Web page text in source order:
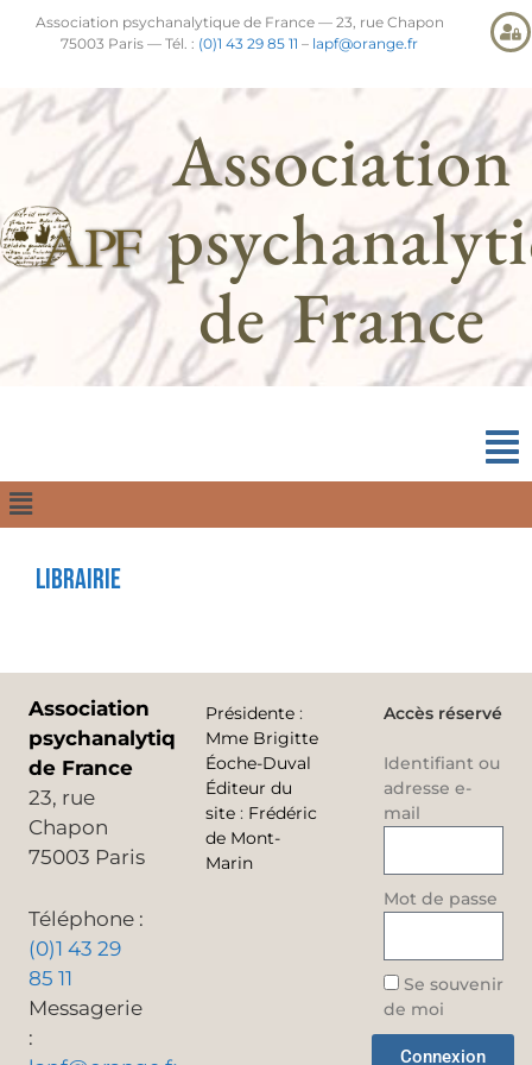
Association psychanalytique de France — 23, rue Chapon
75003 Paris — Tél. : (0)1 43 29 85 11 – lapf@orange.fr
Association
de France
Librairie
Association
psychanalytique
de France
23, rue
Chapon
75003 Paris
Téléphone :
(0)1 43 29
85 11
Messagerie
:
Présidente :
Mme Brigitte
Éoche-Duval
Éditeur du
site : Frédéric
de Mont-
Marin
Accès réservé
Identifiant ou
adresse e-
mail
Mot de passe
Se souvenir
de moi
Connexion